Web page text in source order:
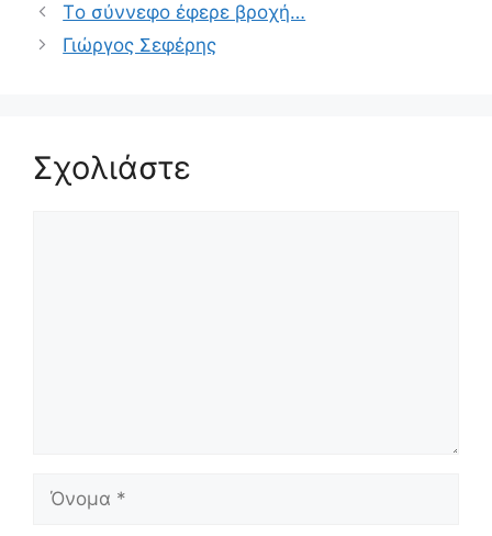
Tο σύννεφο έφερε βροχή…
Γιώργος Σεφέρης
Σχολιάστε
Όνομα